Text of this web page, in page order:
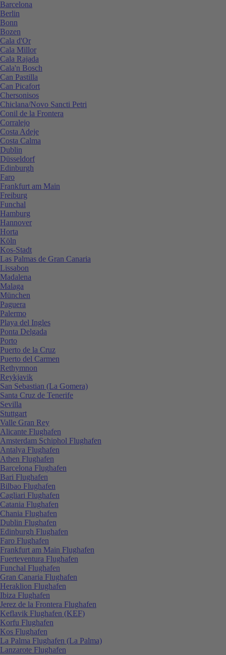
Barcelona
Berlin
Bonn
Bozen
Cala d'Or
Cala Millor
Cala Rajada
Cala'n Bosch
Can Pastilla
Can Picafort
Chersonisos
Chiclana/Novo Sancti Petri
Conil de la Frontera
Corralejo
Costa Adeje
Costa Calma
Dublin
Düsseldorf
Edinburgh
Faro
Frankfurt am Main
Freiburg
Funchal
Hamburg
Hannover
Horta
Köln
Kos-Stadt
Las Palmas de Gran Canaria
Lissabon
Madalena
Malaga
München
Paguera
Palermo
Playa del Ingles
Ponta Delgada
Porto
Puerto de la Cruz
Puerto del Carmen
Rethymnon
Reykjavik
San Sebastian (La Gomera)
Santa Cruz de Tenerife
Sevilla
Stuttgart
Valle Gran Rey
Alicante Flughafen
Amsterdam Schiphol Flughafen
Antalya Flughafen
Athen Flughafen
Barcelona Flughafen
Bari Flughafen
Bilbao Flughafen
Cagliari Flughafen
Catania Flughafen
Chania Flughafen
Dublin Flughafen
Edinburgh Flughafen
Faro Flughafen
Frankfurt am Main Flughafen
Fuerteventura Flughafen
Funchal Flughafen
Gran Canaria Flughafen
Heraklion Flughafen
Ibiza Flughafen
Jerez de la Frontera Flughafen
Keflavik Flughafen (KEF)
Korfu Flughafen
Kos Flughafen
La Palma Flughafen (La Palma)
Lanzarote Flughafen